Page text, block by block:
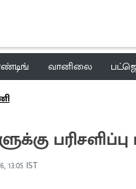
வானிலை
பரிசளிப்பு
13:05 IST